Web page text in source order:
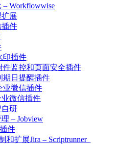
– Workflowwise
扩展
插件
印插件
件监控和页面安全插件
期日提醒插件
业微信插件
业微信插件
自研
– Jobview
件
和扩展Jira – Scriptrunner